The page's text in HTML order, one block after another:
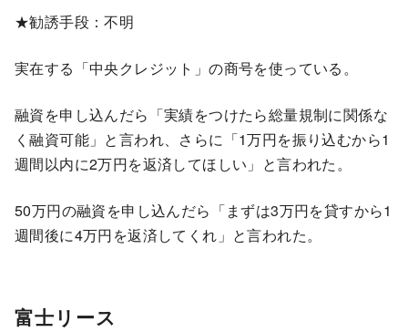
★勧誘手段：不明
実在する「中央クレジット」の商号を使っている。
融資を申し込んだら「実績をつけたら総量規制に関係な
く融資可能」と言われ、さらに「1万円を振り込むから1
週間以内に2万円を返済してほしい」と言われた。
50万円の融資を申し込んだら「まずは3万円を貸すから1
週間後に4万円を返済してくれ」と言われた。
富士リース